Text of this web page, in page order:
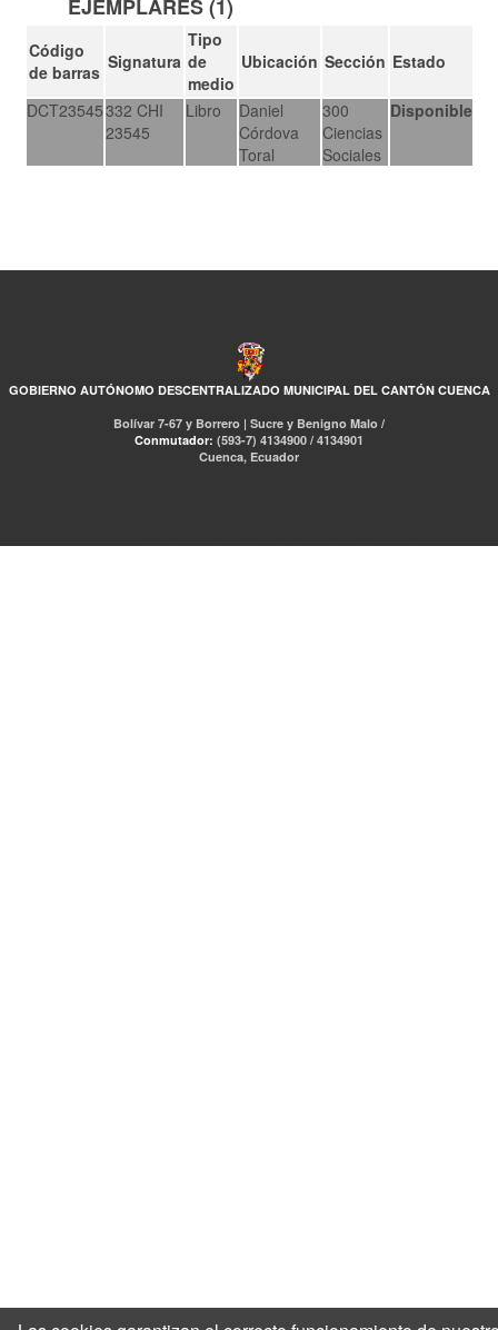
EJEMPLARES (1)
Código
de barras Signatura
Tipo
de
medio
Ubicación Sección Estado
DCT23545332 CHI
23545
Libro
Daniel
Córdova
Toral
300
Ciencias
Sociales
Disponible
GOBIERNO AUTÓNOMO DESCENTRALIZADO MUNICIPAL DEL CANTÓN CUENCA
Bolívar 7-67 y Borrero | Sucre y Benigno Malo /
Conmutador: (593-7) 4134900 / 4134901
Cuenca, Ecuador